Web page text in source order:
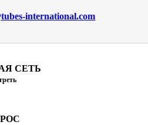
international.com
СЕТЬ